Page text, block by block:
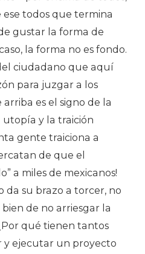
ese todos que termina
gustar la forma de
la forma no es fondo.
ciudadano que aquí
para juzgar a los
arriba es el signo de la
utopía y la traición
gente traiciona a
de que el
a miles de mexicanos!
da su brazo a torcer, no
bien de no arriesgar la
qué tienen tantos
y ejecutar un proyecto